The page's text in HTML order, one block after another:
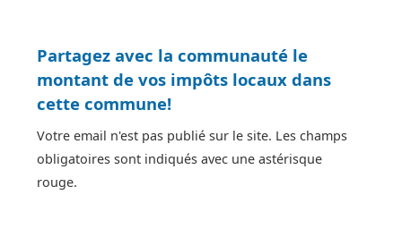
Partagez avec la communauté le
montant de vos impôts locaux dans
cette commune!
Votre email n'est pas publié sur le site. Les champs
obligatoires sont indiqués avec une astérisque
rouge.